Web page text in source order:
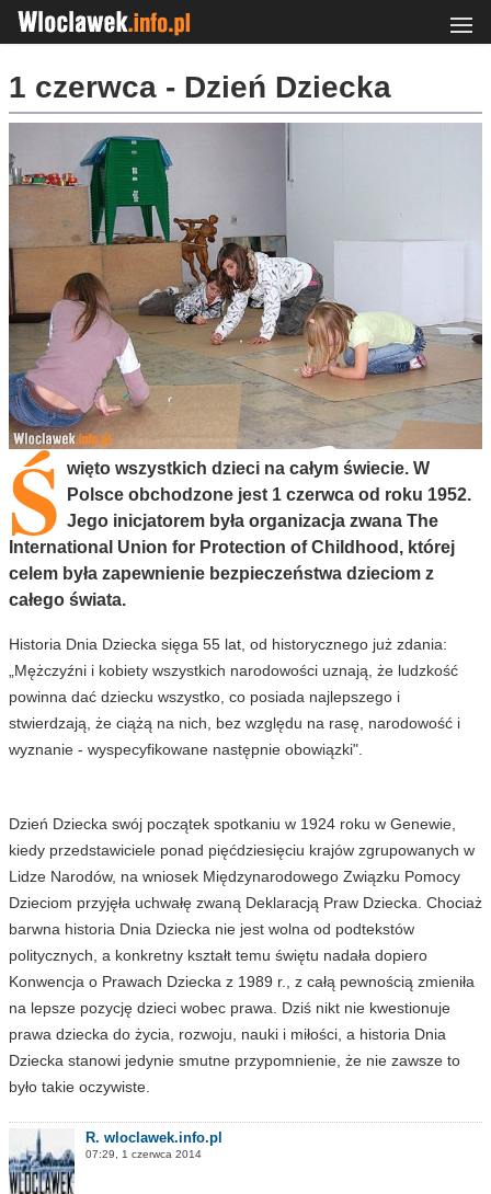
1 czerwca - Dzień Dziecka
Ś więto wszystkich dzieci na całym świecie. W
Polsce obchodzone jest 1 czerwca od roku 1952.
Jego inicjatorem była organizacja zwana The
International Union for Protection of Childhood, której
celem była zapewnienie bezpieczeństwa dzieciom z
całego świata.
Historia Dnia Dziecka sięga 55 lat, od historycznego już zdania:
„Mężczyźni i kobiety wszystkich narodowości uznają, że ludzkość
powinna dać dziecku wszystko, co posiada najlepszego i
stwierdzają, że ciążą na nich, bez względu na rasę, narodowość i
wyznanie - wyspecyfikowane następnie obowiązki".
Dzień Dziecka swój początek spotkaniu w 1924 roku w Genewie,
kiedy przedstawiciele ponad pięćdziesięciu krajów zgrupowanych w
Lidze Narodów, na wniosek Międzynarodowego Związku Pomocy
Dzieciom przyjęła uchwałę zwaną Deklaracją Praw Dziecka. Chociaż
barwna historia Dnia Dziecka nie jest wolna od podtekstów
politycznych, a konkretny kształt temu świętu nadała dopiero
Konwencja o Prawach Dziecka z 1989 r., z całą pewnością zmieniła
na lepsze pozycję dzieci wobec prawa. Dziś nikt nie kwestionuje
prawa dziecka do życia, rozwoju, nauki i miłości, a historia Dnia
Dziecka stanowi jedynie smutne przypomnienie, że nie zawsze to
było takie oczywiste.
R. wloclawek.info.pl
07:29, 1 czerwca 2014